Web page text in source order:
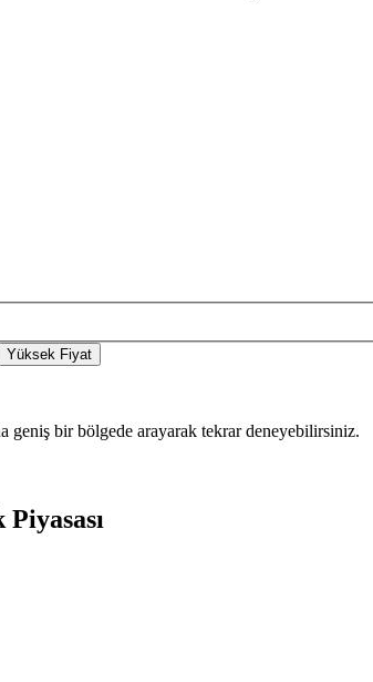
Yüksek Fiyat
geniş bir bölgede arayarak tekrar deneyebilirsiniz.